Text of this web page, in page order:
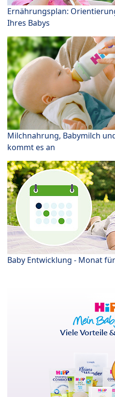
Ernährungsplan:
Ihres Babys
Milchnahrung, Babymilch
kommt es an
Baby Entwicklung - Monat
Viele Vorteile